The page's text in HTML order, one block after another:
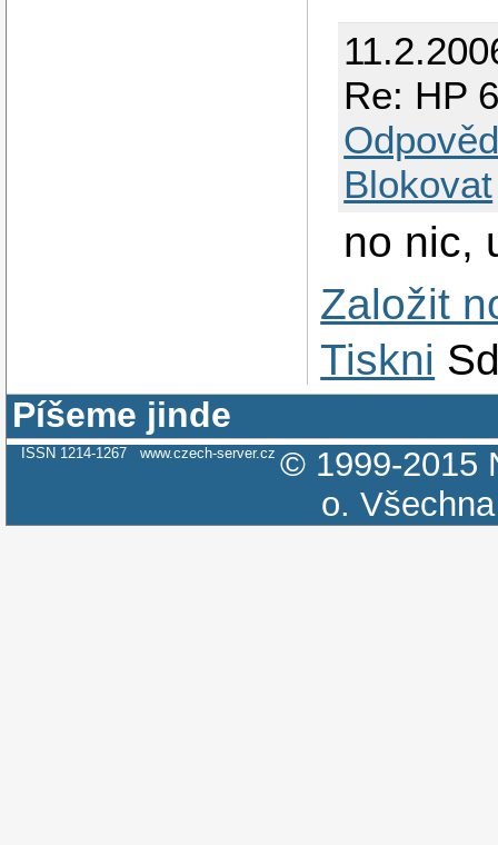
Re: HP
Blokovat
no nic,
Založit
Tiskni
Píšeme jinde
ISSN 1214-1267 www.czech-server.cz © 1999-2015
o.